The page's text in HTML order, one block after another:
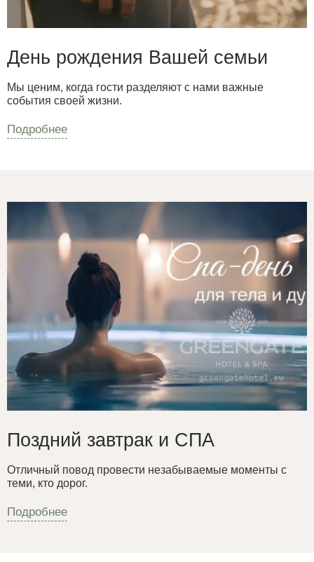
День рождения Вашей семьи
Мы ценим, когда гости разделяют с нами важные
события своей жизни.
Подробнее
Поздний завтрак и СПА
Отличный повод провести незабываемые моменты с
теми, кто дорог.
Подробнее